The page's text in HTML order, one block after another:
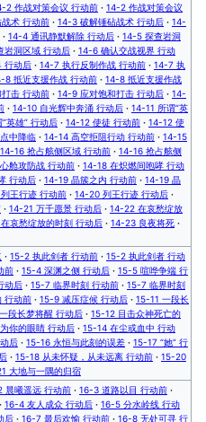
2 作战对策会议 行动前 · 14-2 作战对策会议
术 行动前 · 14-3 破解锤砧战术 行动后 · 14-
· 14-4 通讯静默解除 行动后 · 14-5 探查岩洞
岩洞区域 行动后 · 14-6 确认交战视界 行动
行动后 · 14-7 执行反制作战 行动前 · 14-7 执
8 抵近支援作战 行动前 · 14-8 抵近支援作战
击 行动前 · 14-9 应对饱和打击 行动后 · 14-
· 14-10 自光辉中奔涌 行动后 · 14-11 所谓“英
英雄” 行动后 · 14-12 使徒 行动前 · 14-12 使
中降临 · 14-14 高空拒阻行动 行动前 · 14-15
14-16 抢占舷侧区域 行动前 · 14-16 抢占舷侧
舱攻防战 行动前 · 14-18 在炽燃间咆哮 行动
行动后 · 14-19 晶簇之内 行动前 · 14-19 晶
王行迹 行动前 · 14-20 列王行迹 行动后 ·
· 14-21 万千愿景 行动后 · 14-22 在哀愁绽放
哀愁绽放的时刻 行动后 · 14-23 良夜将死 ·
· 15-2 执此剑者 行动前 · 15-2 执此剑者 行动
前 · 15-4 深渊之侧 行动后 · 15-5 喧哗争端 行
动后 · 15-7 临界时刻 行动前 · 15-7 临界时刻
行动前 · 15-9 减压症候 行动后 · 15-11 一段长
段长梦将醒 行动后 · 15-12 目击众神死亡的
你的眼睛 行动后 · 15-14 在尘或血中 行动
后 · 15-16 永恒与此刻的误差 · 15-17 “她” 行
· 15-18 从未怀疑，从未远离 行动前 · 15-20
大地与一隅的归宿
晨曦遥远 行动前 · 16-3 道路以目 行动前 ·
· 16-4 友人成众 行动后 · 16-5 分水岭线 行动
后 · 16-7 最后欢愉 行动前 · 16-8 无处可寻 行